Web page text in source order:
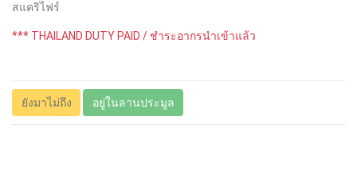
สแคริไฟร์
*** THAILAND DUTY PAID / ชำระอากรนำเข้าแล้ว
ยังมาไม่ถึง อยู่ในลานประมูล